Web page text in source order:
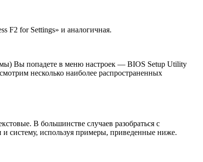
F2 for Settings» и аналогичная.
Вы попадете в меню настроек — BIOS Setup Utility
несколько наиболее распространенных
В большинстве случаев разобраться с
и систему, используя примеры, приведенные ниже.